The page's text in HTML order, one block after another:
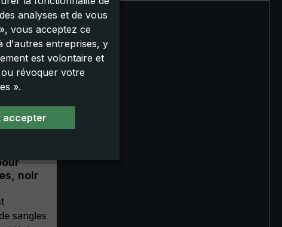
noir
sangles
analyses et de vous
vous acceptez ce
d'autres entreprises, y
est volontaire et
révoquer votre
».
accepter